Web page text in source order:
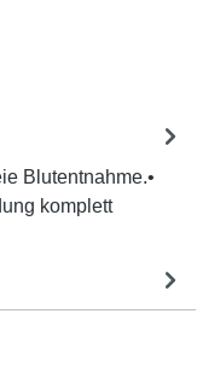
Blutentnahme.•
komplett